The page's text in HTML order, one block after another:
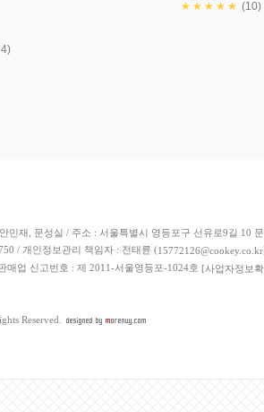
★★★★★ (10)
민재, 문성실 / 주소 : 서울특별시 영등포구 선유로9길 10
/ 개인정보관리 책임자 : 전태륜 (15772126@cookey.co.kr
매업 신고번호 : 제 2011-서울영등포-1024호 [사업자정보
Reserved.